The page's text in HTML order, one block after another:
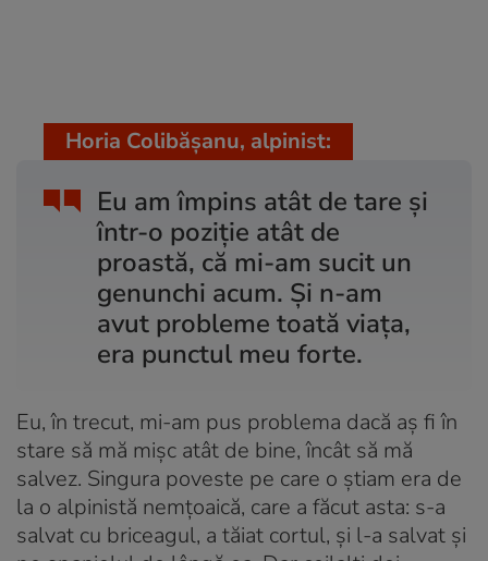
Eu am împins atât de tare și
într-o poziție atât de
proastă, că mi-am sucit un
genunchi acum. Și n-am
avut probleme toată viața,
era punctul meu forte.
Horia Colibășanu, alpinist:
Eu, în trecut, mi-am pus problema dacă aș fi în
stare să mă mișc atât de bine, încât să mă
salvez. Singura poveste pe care o știam era de
la o alpinistă nemțoaică, care a făcut asta: s-a
salvat cu briceagul, a tăiat cortul, și l-a salvat și